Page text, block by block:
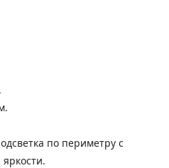
по периметру с